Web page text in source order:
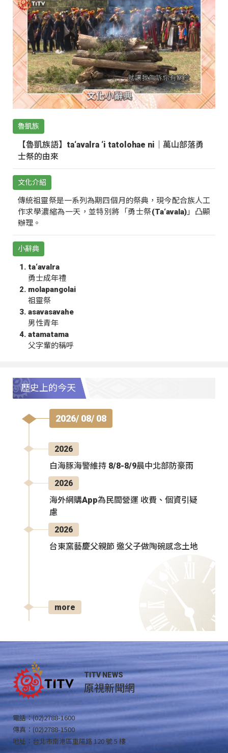
魯凱族
【魯凱族語】ta‘avalra ‘i tatolohae ni｜萬山部落勇
士祭的由來
文化介紹
傳統祖靈祭是一系列為期四個月的祭典，現今配合族人工
作求學濃縮為一天，並特別將「勇士祭(Ta‘avala)」凸顯
辦理。
小辭典
ta‘avalra
勇士成年禮
molapangolai
祖靈祭
asavasavahe
男性青年
atamatama
父字輩的稱呼
歷史上的今天
2026/ 08/ 08
2026
白海豚海警維持 8/8-8/9晨中北部防豪雨
2026
海外網購App為民間營運 收費、個資引疑
慮
2026
台東窯藝慶父親節 邀父子做陶碗感念土地
more
TITV NEWS
原視新聞網
電話：(02)2788-1600
傳真：(02)2788-1500
地址：台北市南港區重陽路 120 號 5 樓